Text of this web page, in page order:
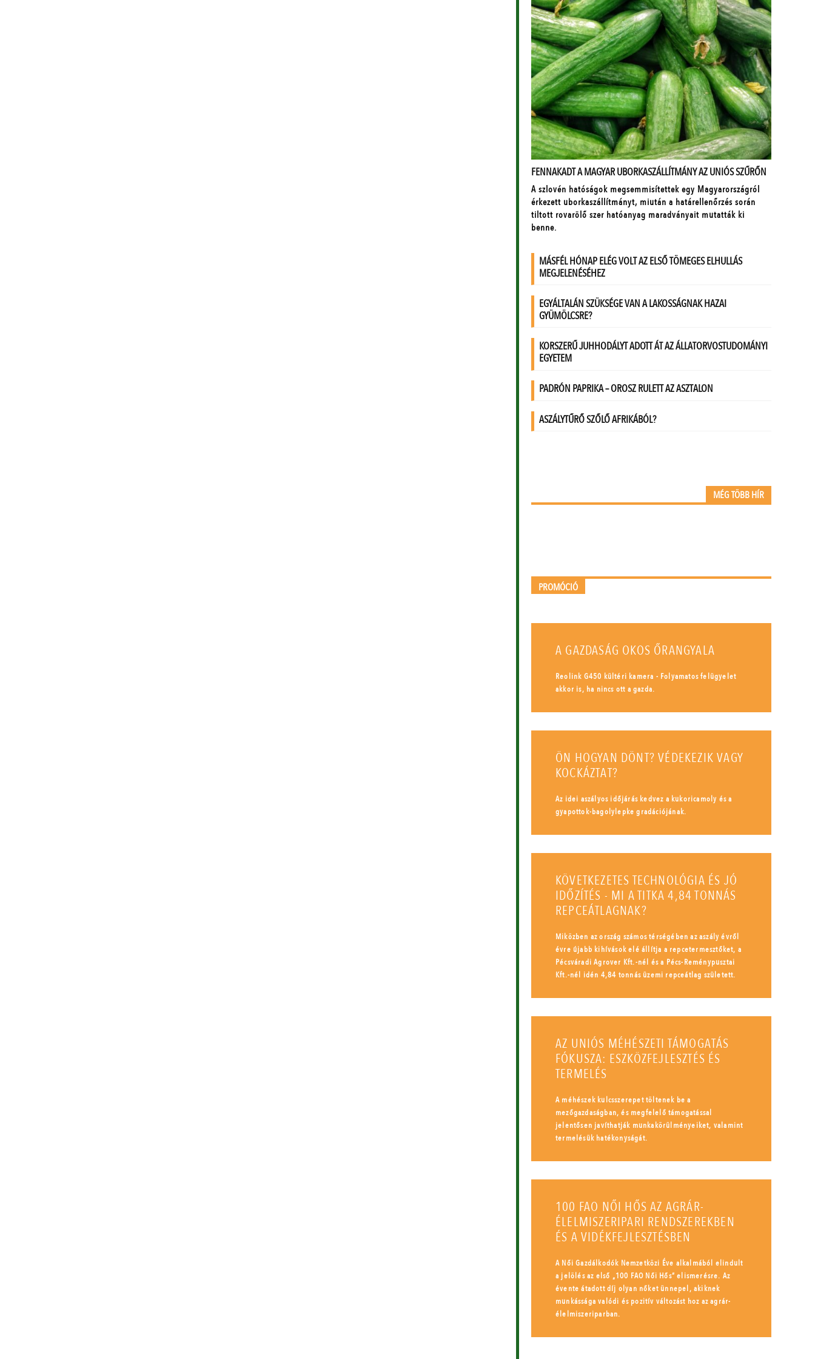
MÉG TÖBB HÍR
PROMÓCIÓ
A GAZDASÁG OKOS ŐRANGYALA
Reolink G450 kültéri kamera - Folyamatos felügyelet
akkor is, ha nincs ott a gazda.
ÖN HOGYAN DÖNT? VÉDEKEZIK VAGY
KOCKÁZTAT?
Az idei aszályos időjárás kedvez a kukoricamoly és a
gyapottok-bagolylepke gradációjának.
KÖVETKEZETES TECHNOLÓGIA ÉS JÓ
IDŐZÍTÉS - MI A TITKA 4,84 TONNÁS
REPCEÁTLAGNAK?
Miközben az ország számos térségében az aszály évről
évre újabb kihívások elé állítja a repcetermesztőket, a
Pécsváradi Agrover Kft.-nél és a Pécs-Reménypusztai
Kft.-nél idén 4,84 tonnás üzemi repceátlag született.
AZ UNIÓS MÉHÉSZETI TÁMOGATÁS
FÓKUSZA: ESZKÖZFEJLESZTÉS ÉS
TERMELÉS
A méhészek kulcsszerepet töltenek be a
mezőgazdaságban, és megfelelő támogatással
jelentősen javíthatják munkakörülményeiket, valamint
termelésük hatékonyságát.
100 FAO NŐI HŐS AZ AGRÁR-
ÉLELMISZERIPARI RENDSZEREKBEN
ÉS A VIDÉKFEJLESZTÉSBEN
A Női Gazdálkodók Nemzetközi Éve alkalmából elindult
a jelölés az első „100 FAO Női Hős” elismerésre. Az
évente átadott díj olyan nőket ünnepel, akiknek
munkássága valódi és pozitív változást hoz az agrár-
élelmiszeriparban.